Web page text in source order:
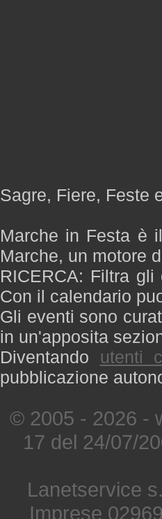
Sagre, Fiere, Feste
Marche in Festa è
Marche, un motore
RICERCA: Filtra
Con il calendario
Gli eventi sono
in un'apposita
Diventando utenti
pubblicazione
© 2005 - 2026 -
17 del 24/07/
Lanetservice
Imprese